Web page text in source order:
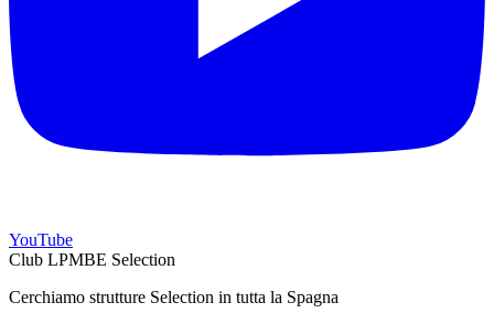
YouTube
Club LPMBE Selection
Cerchiamo strutture Selection in tutta la Spagna